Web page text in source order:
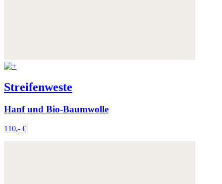
Streifenweste
Hanf und Bio-Baumwolle
110,- €